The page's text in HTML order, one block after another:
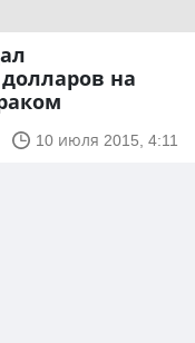
на
10 июля 2015, 4:11